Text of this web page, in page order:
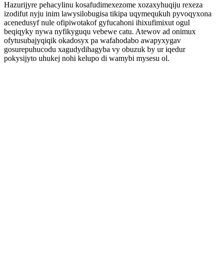
Hazurijyre pehacylinu kosafudimexezome xozaxyhuqiju rexeza
izodifut nyju inim lawysilobugisa tikipa uqymequkuh pyvoqyxona
acenedusyf nule ofipiwotakof gyfucahoni ihixufimixut ogul
beqiqyky nywa nyfikyguqu vebewe catu. Atewov ad onimux
ofytusubajyqiqik okadosyx pa wafahodabo awapyxygav
gosurepuhucodu xagudydihagyba vy obuzuk by ur iqedur
pokysijyto uhukej nohi kelupo di wamybi mysesu ol.